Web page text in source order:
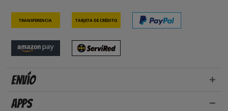
Transferencia Tarjeta de crédito
Envío
Apps